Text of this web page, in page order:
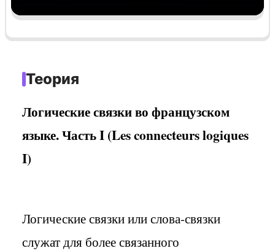
Теория
Логические связки во французском
языке. Часть I (Les connecteurs logiques
I)
Логические связки или слова-связки
служат для более связанного